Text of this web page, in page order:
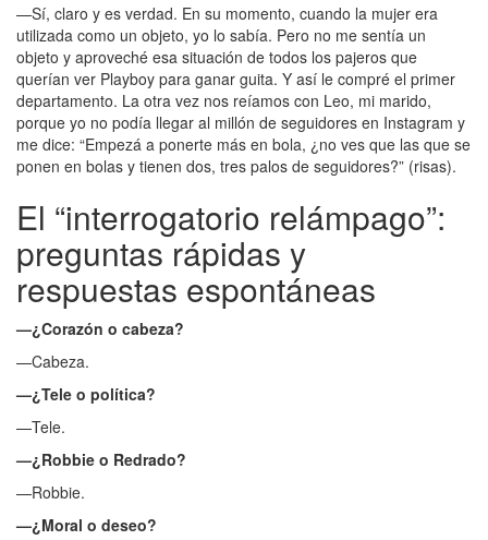
—Sí, claro y es verdad. En su momento, cuando la mujer era
utilizada como un objeto, yo lo sabía. Pero no me sentía un
objeto y aproveché esa situación de todos los pajeros que
querían ver Playboy para ganar guita. Y así le compré el primer
departamento. La otra vez nos reíamos con Leo, mi marido,
porque yo no podía llegar al millón de seguidores en Instagram y
me dice: “Empezá a ponerte más en bola, ¿no ves que las que se
ponen en bolas y tienen dos, tres palos de seguidores?” (risas).
El “interrogatorio relámpago”:
preguntas rápidas y
respuestas espontáneas
—¿Corazón o cabeza?
—Cabeza.
—¿Tele o política?
—Tele.
—¿Robbie o Redrado?
—Robbie.
—¿Moral o deseo?